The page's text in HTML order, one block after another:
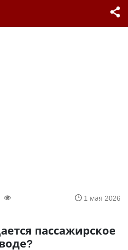
1 мая 2026
пассажирское